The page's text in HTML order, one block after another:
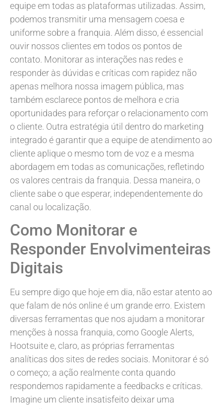
equipe em todas as plataformas utilizadas. Assim,
podemos transmitir uma mensagem coesa e
uniforme sobre a franquia. Além disso, é essencial
ouvir nossos clientes em todos os pontos de
contato. Monitorar as interações nas redes e
responder às dúvidas e críticas com rapidez não
apenas melhora nossa imagem pública, mas
também esclarece pontos de melhora e cria
oportunidades para reforçar o relacionamento com
o cliente. Outra estratégia útil dentro do marketing
integrado é garantir que a equipe de atendimento ao
cliente aplique o mesmo tom de voz e a mesma
abordagem em todas as comunicações, refletindo
os valores centrais da franquia. Dessa maneira, o
cliente sabe o que esperar, independentemente do
canal ou localização.
Como Monitorar e
Responder Envolvimenteiras
Digitais
Eu sempre digo que hoje em dia, não estar atento ao
que falam de nós online é um grande erro. Existem
diversas ferramentas que nos ajudam a monitorar
menções à nossa franquia, como Google Alerts,
Hootsuite e, claro, as próprias ferramentas
analíticas dos sites de redes sociais. Monitorar é só
o começo; a ação realmente conta quando
respondemos rapidamente a feedbacks e críticas.
Imagine um cliente insatisfeito deixar uma